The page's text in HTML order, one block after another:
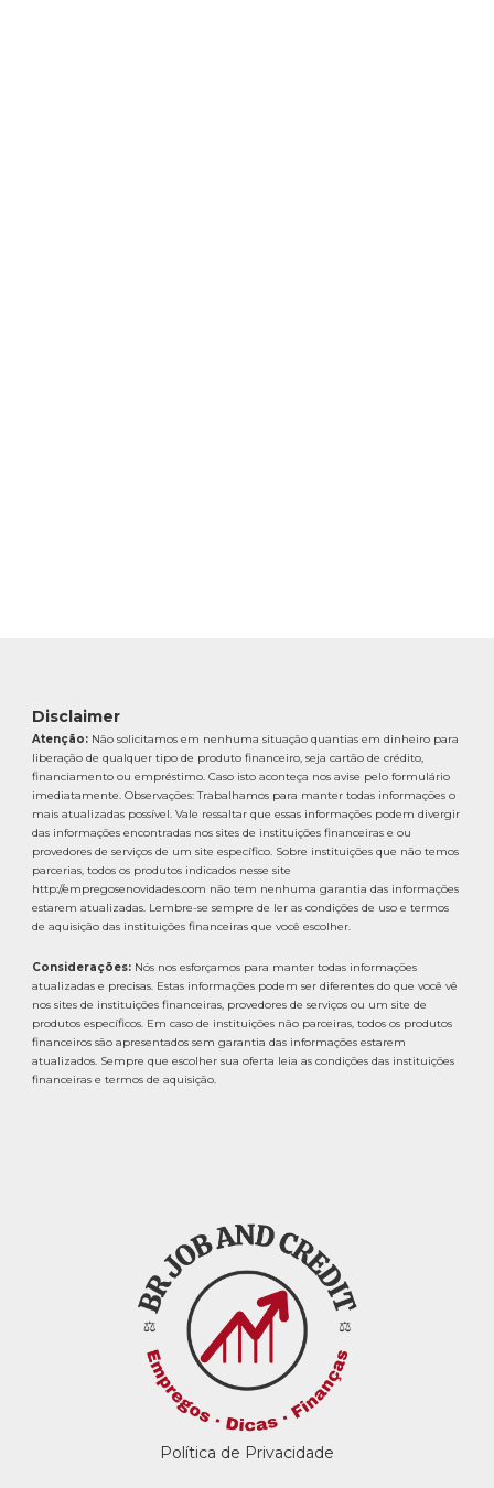
Disclaimer
Atenção: Não solicitamos em nenhuma situação quantias em dinheiro para
liberação de qualquer tipo de produto financeiro, seja cartão de crédito,
financiamento ou empréstimo. Caso isto aconteça nos avise pelo formulário
imediatamente. Observações: Trabalhamos para manter todas informações o
mais atualizadas possível. Vale ressaltar que essas informações podem divergir
das informações encontradas nos sites de instituições financeiras e ou
provedores de serviços de um site específico. Sobre instituições que não temos
parcerias, todos os produtos indicados nesse site
http://empregosenovidades.com não tem nenhuma garantia das informações
estarem atualizadas. Lembre-se sempre de ler as condições de uso e termos
de aquisição das instituições financeiras que você escolher.
Considerações: Nós nos esforçamos para manter todas informações
atualizadas e precisas. Estas informações podem ser diferentes do que você vê
nos sites de instituições financeiras, provedores de serviços ou um site de
produtos específicos. Em caso de instituições não parceiras, todos os produtos
financeiros são apresentados sem garantia das informações estarem
atualizados. Sempre que escolher sua oferta leia as condições das instituições
financeiras e termos de aquisição.
Política de Privacidade